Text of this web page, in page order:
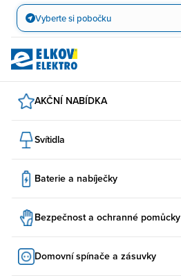
Přejít
obsah
Vyberte si pobočku
AKČNÍ NABÍDKA
Svítidla
Baterie a nabíječky
Bezpečnost a ochranné pomůcky
Domovní spínače a zásuvky